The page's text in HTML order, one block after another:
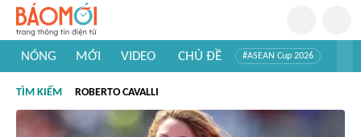
NÓNG MỚI VIDEO CHỦ ĐỀ #ASEAN Cup 2026
#Khám phá thế giới
TÌM KIẾM ROBERTO CAVALLI